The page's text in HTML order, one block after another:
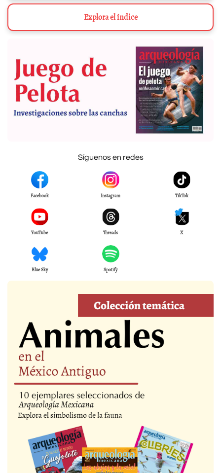
Explora el índice
Síguenos en redes
Facebook Instagram TikTok
YouTube Threads X
Blue Sky Spotify